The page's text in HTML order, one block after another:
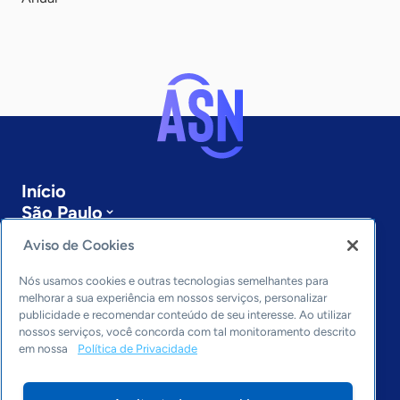
Início
São Paulo
Sobre a ASN
Últimas notícias
Entre em contato
Editorias
Economia & Política
Inovação & Tecnologia
Cultura empreendedora
Aviso de Cookies
Nós usamos cookies e outras tecnologias semelhantes para
melhorar a sua experiência em nossos serviços, personalizar
publicidade e recomendar conteúdo de seu interesse. Ao utilizar
nossos serviços, você concorda com tal monitoramento descrito
em nossa
Política de Privacidade